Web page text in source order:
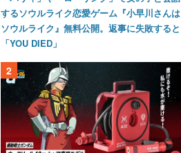
するソウルライク恋愛ゲーム『小早川さんは
ソウルライク』無料公開。返事に失敗すると
「YOU DIED」
2